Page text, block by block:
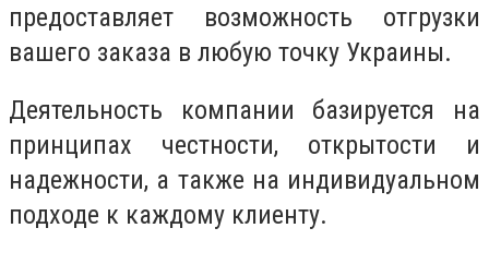
предоставляет возможность отгрузки
вашего заказа в любую точку Украины.
Деятельность компании базируется на
принципах честности, открытости и
надежности, а также на индивидуальном
подходе к каждому клиенту.